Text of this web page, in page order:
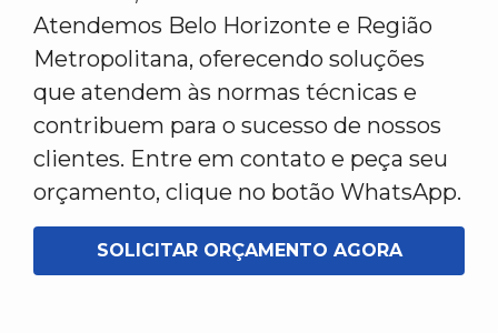
Atendemos Belo Horizonte e Região
Metropolitana, oferecendo soluções
que atendem às normas técnicas e
contribuem para o sucesso de nossos
clientes. Entre em contato e peça seu
orçamento, clique no botão WhatsApp.
SOLICITAR ORÇAMENTO AGORA